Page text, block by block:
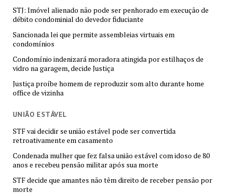
STJ: Imóvel alienado não pode ser penhorado em execução de
débito condominial do devedor fiduciante
Sancionada lei que permite assembleias virtuais em
condomínios
Condomínio indenizará moradora atingida por estilhaços de
vidro na garagem, decide Justiça
Justiça proíbe homem de reproduzir som alto durante home
office de vizinha
UNIÃO ESTÁVEL
STF vai decidir se união estável pode ser convertida
retroativamente em casamento
Condenada mulher que fez falsa união estável com idoso de 80
anos e recebeu pensão militar após sua morte
STF decide que amantes não têm direito de receber pensão por
morte